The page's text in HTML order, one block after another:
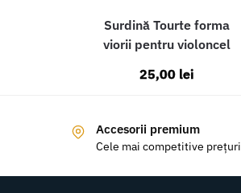
Surdină Tourte forma
viorii pentru violoncel
25,00 lei
Accesorii premium
Cele mai competitive prețuri